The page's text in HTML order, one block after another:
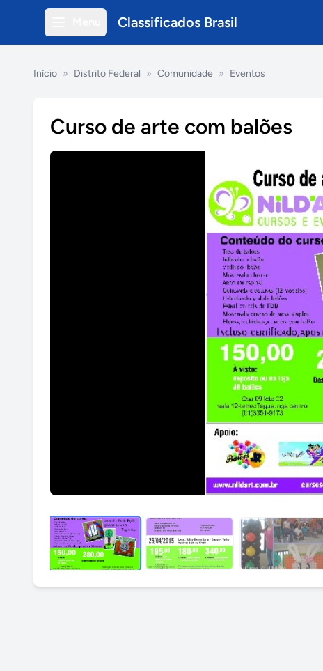
Classificados Brasil
Início » Distrito Federal » Comunidade » Eventos
Curso de arte com balões